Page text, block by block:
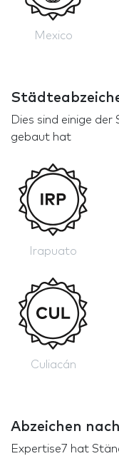
Mexico
Dies sind einige
gebaut hat
Irapuato
Culiacán
Abzeichen
Expertise7 hat